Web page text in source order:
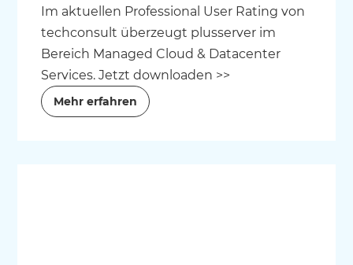
Im aktuellen Professional User Rating von
techconsult überzeugt plusserver im
Bereich Managed Cloud & Datacenter
Services. Jetzt downloaden >>
Mehr erfahren